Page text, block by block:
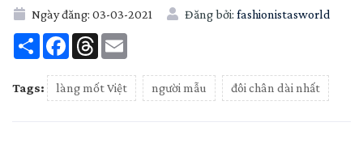
Ngày đăng: 03-03-2021 Đăng bởi: fashionistasworld
Share Facebook
Threads
Tags: làng mốt Việt người mẫu đôi chân dài nhất